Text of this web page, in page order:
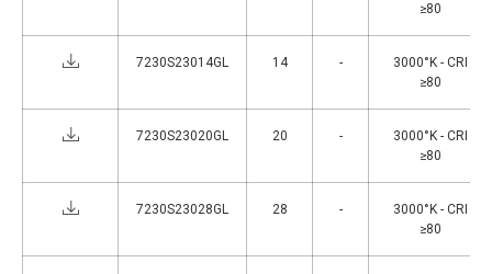
≥80
7230S23014GL 14 -
3000°K - CRI
≥80
7230S23020GL 20 -
3000°K - CRI
≥80
7230S23028GL 28 -
3000°K - CRI
≥80